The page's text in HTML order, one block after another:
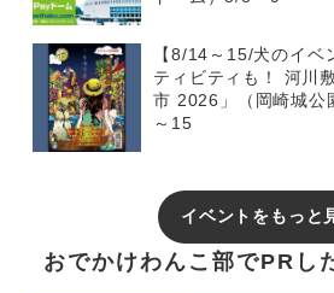
【8/14～15/犬のイベ
ティビティも！ 河川
市 2026」（岡崎城公
～15
イベントをもっと
おでかけわんこ部でPRし